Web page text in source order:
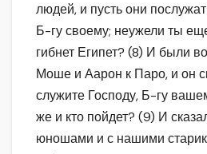
людей, и пусть они
Б-гу своему; неужели ты
гибнет Египет? (8) И были
Моше и Аарон к Паро, и он
служите Господу, Б-гу
же и кто пойдет? (9) И
юношами и с нашими